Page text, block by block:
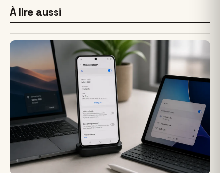
À lire aussi